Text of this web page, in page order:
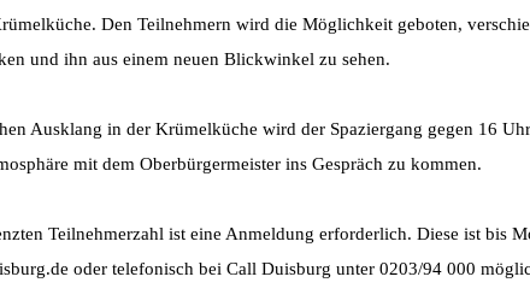
Den Teilnehmern wird die Möglichkeit geboten,
und ihn aus einem neuen Blickwinkel zu sehen.
Ausklang in der Krümelküche wird der Spaziergang gegen 16
mit dem Oberbürgermeister ins Gespräch zu kommen.
Teilnehmerzahl ist eine Anmeldung erforderlich. Diese ist bis
oder telefonisch bei Call Duisburg unter 0203/94 000